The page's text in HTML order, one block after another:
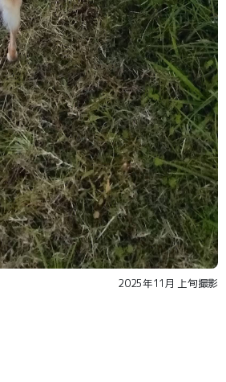
2025年11月 上旬撮影